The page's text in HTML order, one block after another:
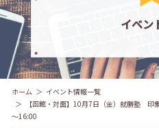
イベン
ホーム
イベント情報一覧
【函館・対面】10月7日（金）就勝塾 印
～16:00